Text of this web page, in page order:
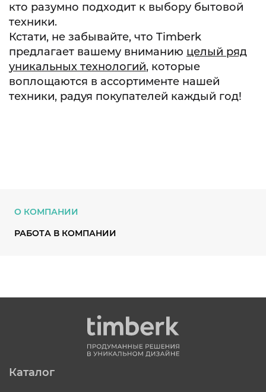
О КОМПАНИИ
РАБОТА В КОМПАНИИ
кто разумно подходит к выбору бытовой
техники.
Кстати, не забывайте, что Timberk
предлагает вашему вниманию целый ряд
уникальных технологий, которые
воплощаются в ассортименте нашей
техники, радуя покупателей каждый год!
Каталог